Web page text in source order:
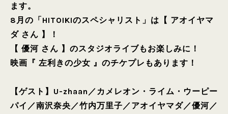
ます。
8月の「HITOIKIのスペシャリスト」は【 アオイヤマ
ダ さん 】！
【 優河 さん 】のスタジオライブもお楽しみに！
映画『 左利きの少女 』のチケプレもあります！
【ゲスト】 U-zhaan ／カメレオン・ライム・ウーピー
パイ ／南沢奈央／竹内万里子／アオイヤマダ／優河／